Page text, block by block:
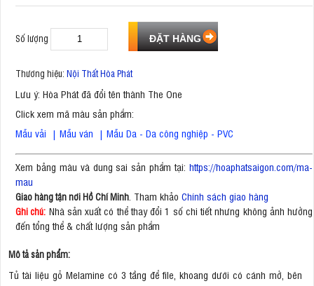
Số lượng
Thương hiệu: Nội Thất Hòa Phát
Lưu ý: Hòa Phát đã đổi tên thành The One
Click xem mã màu sản phẩm:
Mẫu vải | Mẫu ván | Mẫu Da - Da công nghiệp - PVC
Xem bảng màu và dung sai sản phẩm tại: https://hoaphatsaigon.com/ma-
mau
Giao hàng tận nơi Hồ Chí Minh . Tham khảo Chính sách giao hàng
Ghi chú: Nhà sản xuất có thể thay đổi 1 số chi tiết nhưng không ảnh hưởng
đến tổng thể & chất lượng sản phẩm
Mô tả sản phẩm:
Tủ tài liệu gỗ Melamine có 3 tầng để file, khoang dưới có cánh mở, bên